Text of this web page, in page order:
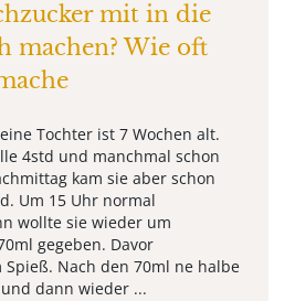
mit in die
machen? Wie oft
Tochter ist 7 Wochen alt.
4std und manchmal schon
kam sie aber schon
Um 15 Uhr normal
wollte sie wieder um
gegeben. Davor
Nach den 70ml ne halbe
dann wieder ...